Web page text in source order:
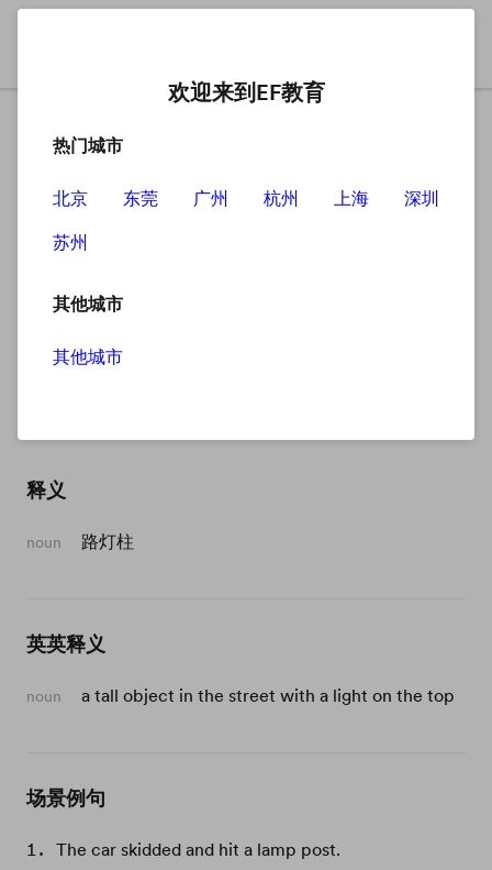
lamp post
释义
noun 路灯柱
英英释义
noun a tall object in the street with a light on the top
场景例句
The car skidded and hit a lamp post.
欢迎来到EF教育
热门城市
北京 东莞 广州 杭州 上海
深圳
苏州
其他城市
其他城市